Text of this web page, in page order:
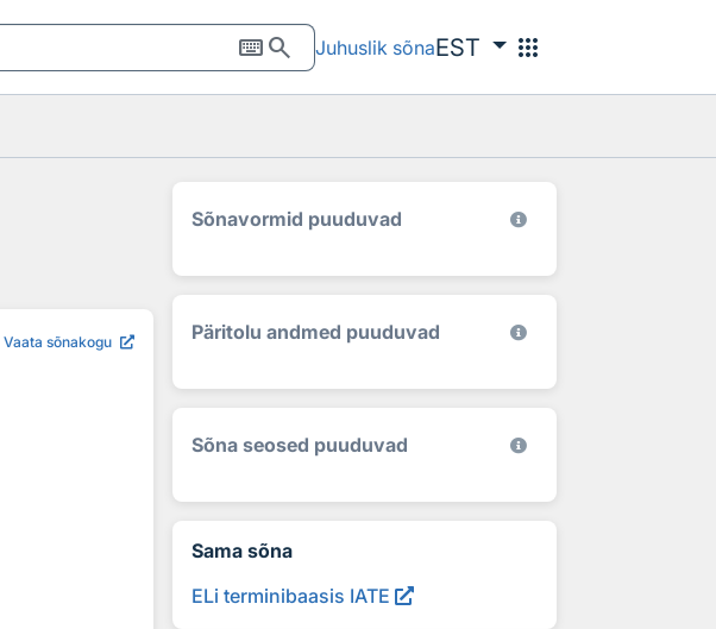
keyboardsearch Juhuslik sõnaEST apps
Vaata sõnakogu
Sõnavormid puuduvad
Päritolu andmed puuduvad
Sõna seosed puuduvad
Sama sõna
ELi terminibaasis IATE